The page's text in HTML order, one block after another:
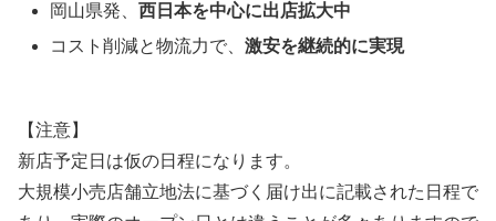
岡山県発、西日本を中心に出店拡大中
コスト削減と物流力で、激安を継続的に実現
【注意】
新店予定日は仮の日程になります。
大規模小売店舗立地法に基づく届け出に記載された日程で